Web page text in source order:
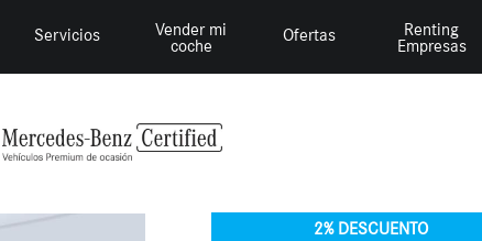
Servicios Vender mi
coche
Ofertas Renting
Empresas
2% DESCUENTO